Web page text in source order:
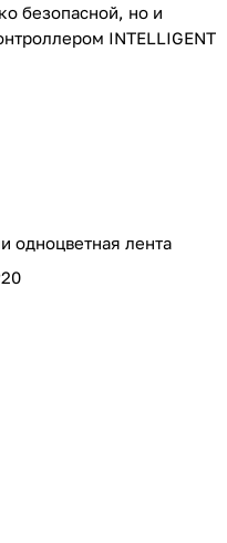
безопасной, но и
INTELLIGENT
одноцветная лента